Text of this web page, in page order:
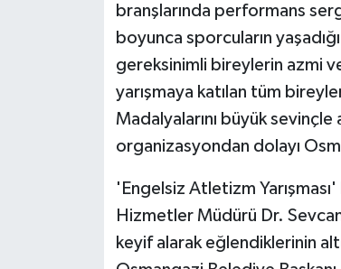
branşlarında performans
boyunca sporcuların
gereksinimli bireylerin azmi
yarışmaya katılan tüm
Madalyalarını büyük sevinçle
organizasyondan dolayı
'Engelsiz Atletizm
Hizmetler Müdürü Dr.
keyif alarak eğlendiklerinin